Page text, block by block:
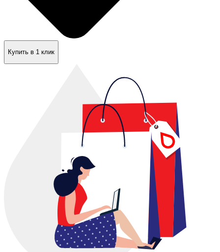
Купить в 1 клик